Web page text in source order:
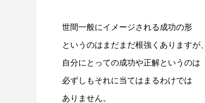
世間一般にイメージされる成功の形
というのはまだまだ根強くありますが、
自分にとっての成功や正解というのは
必ずしもそれに当てはまるわけでは
ありません。